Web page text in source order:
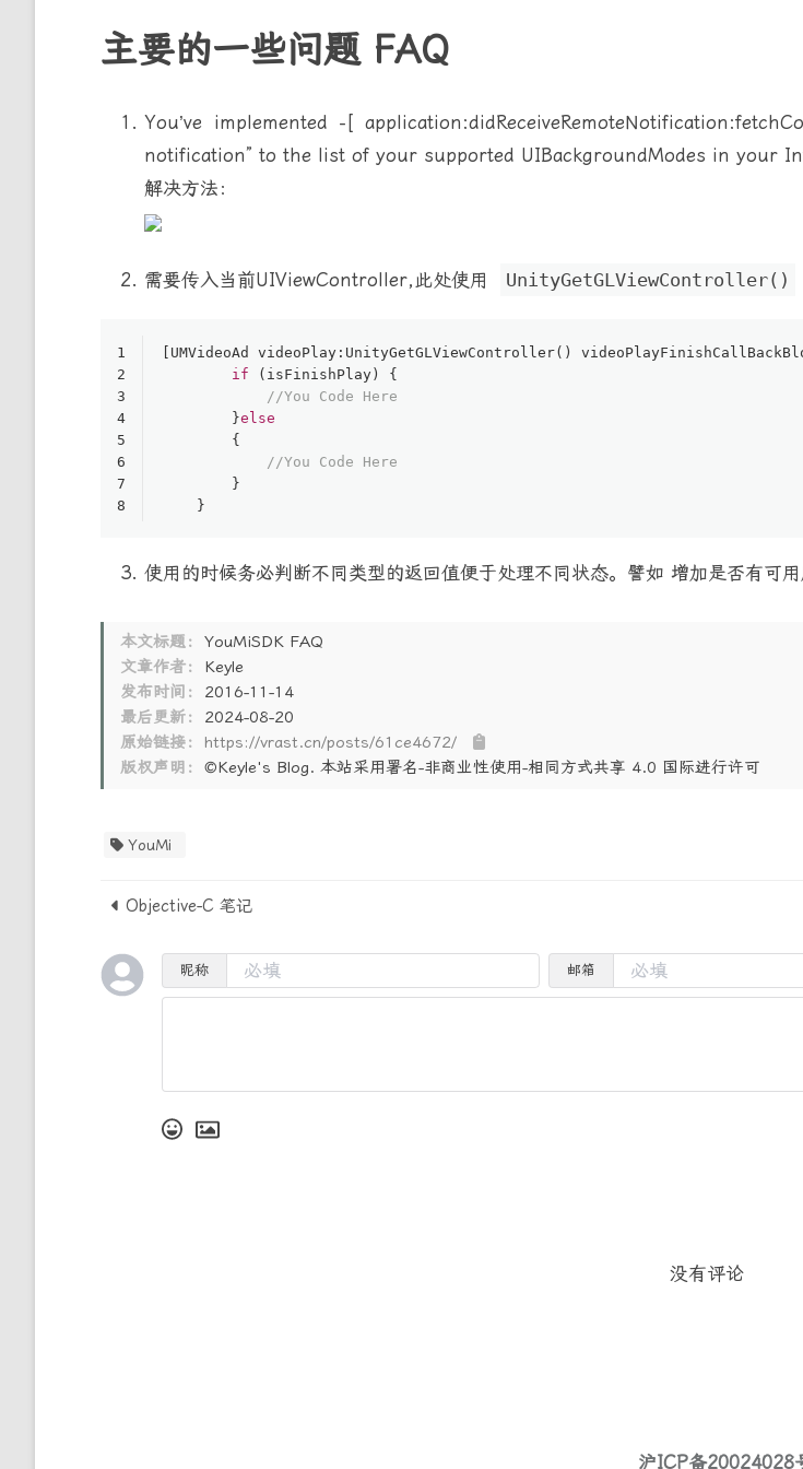
主要的一些问题 FAQ
You’ve implemented -[
notification” to the list of your supported UIBackgroundModes in your
解决方法：
需要传入当前UIViewController,此处使用 UnityGetGLViewController()
1
2
3
4
5
6
7
8
[UMVideoAd videoPlay:UnityGetGLViewController()
if (isFinishPlay) {
//You Code Here
        }
else
        {
//You Code Here
        }
    }
使用的时候务必判断不同类型的返回值便于处理不同状态。譬如 增加是否有可
本文标题：
YouMiSDK FAQ
文章作者：
Keyle
发布时间：
2016-11-14
最后更新：
2024-08-20
原始链接：
https://vrast.cn/posts/61ce4672/
版权声明：
©Keyle's Blog. 本站采用署名-非商业性使用-相同方式共享 4.0 国际进行许可
YouMi
Objective-C 笔记
昵称 邮箱
没有评论
沪ICP备20024028